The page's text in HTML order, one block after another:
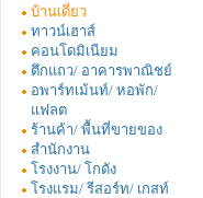
บ้านเดี่ยว
ทาวน์เฮาส์
คอนโดมิเนียม
ตึกแถว/ อาคารพาณิชย์
อพาร์ทเม้นท์/ หอพัก/
แฟลต
ร้านค้า/ พื้นที่ขายของ
สำนักงาน
โรงงาน/ โกดัง
โรงแรม/ รีสอร์ท/ เกสท์